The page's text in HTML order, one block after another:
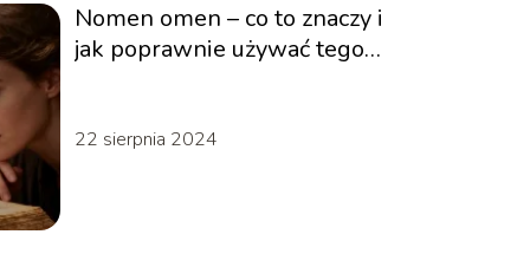
Nomen omen – co to znaczy i
jak poprawnie używać tego
22 sierpnia 2024